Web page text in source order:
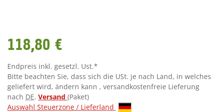
118,80 €
Endpreis inkl. gesetzl. Ust.*
Bitte beachten Sie, dass sich die USt. je nach Land, in welches
geliefert wird, ändern kann , versandkostenfreie Lieferung
nach DE. Versand (Paket)
Auswahl Steuerzone / Lieferland